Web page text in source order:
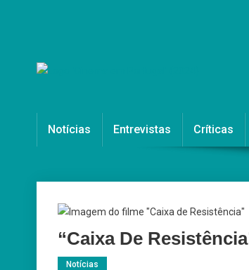
Notícias Entrevistas Críticas
“Caixa De
Notícias